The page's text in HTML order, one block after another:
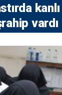
kanlı
vardı